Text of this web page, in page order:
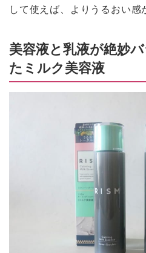
して使えば、よりうるおい感
美容液と乳液が絶妙
たミルク美容液